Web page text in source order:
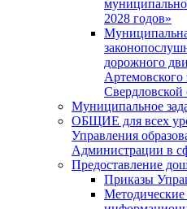
2028 годов»
дорожного
Свердловской
Муниципальное
ОБЩИЕ для всех
Управления
Администрации в
Предоставление
Приказы